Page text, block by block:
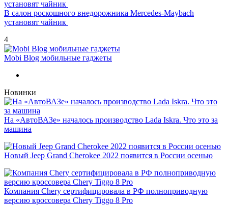
В салон роскошного внедорожника Mercedes-Maybach
установят чайник
4
Mobi Blog мобильные гаджеты
Новинки
На «АвтоВАЗе» началось производство Lada Iskra. Что это за
машина
Новый Jeep Grand Cherokee 2022 появится в России осенью
Компания Chery сертифицировала в РФ полноприводную
версию кроссовера Chery Tiggo 8 Pro